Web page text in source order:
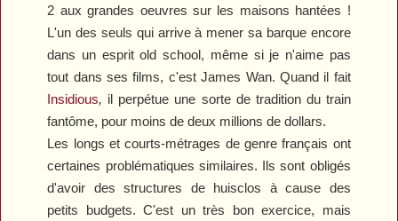
2 aux grandes oeuvres sur les maisons hantées !
L'un des seuls qui arrive à mener sa barque encore
dans un esprit old school, même si je n'aime pas
tout dans ses films, c'est James Wan. Quand il fait
Insidious, il perpétue une sorte de tradition du train
fantôme, pour moins de deux millions de dollars.
Les longset courts-métrages de genre français ont
certaines problématiques similaires. Ils sont obligés
d'avoir des structures de huisclos à cause des
petits budgets.C'est un très bon exercice, mais